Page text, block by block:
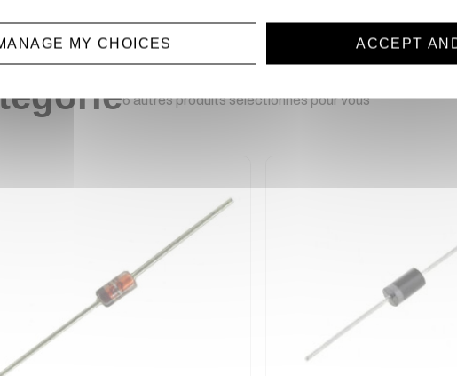
6 autres produits sélectionnés pour vous
MY CHOICES ACCEPT